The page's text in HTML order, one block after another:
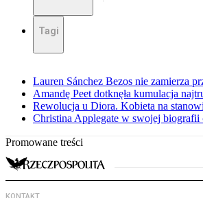
Tagi
Lauren Sánchez Bezos nie zamierza
Amandę Peet dotknęła kumulacja
Rewolucja u Diora. Kobieta na
Christina Applegate w swojej
Promowane treści